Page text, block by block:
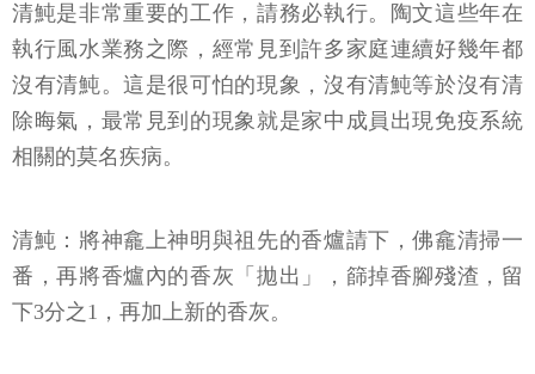
清魨是非常重要的工作，請務必執行。陶文這些年在
執行風水業務之際，經常見到許多家庭連續好幾年都
沒有清魨。這是很可怕的現象，沒有清魨等於沒有清
除晦氣，最常見到的現象就是家中成員出現免疫系統
相關的莫名疾病。
清魨：將神龕上神明與祖先的香爐請下，佛龕清掃一
番，再將香爐內的香灰「拋出」，篩掉香腳殘渣，留
下3分之1，再加上新的香灰。